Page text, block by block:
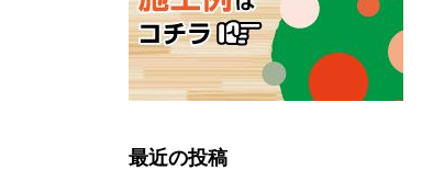
最近の投稿